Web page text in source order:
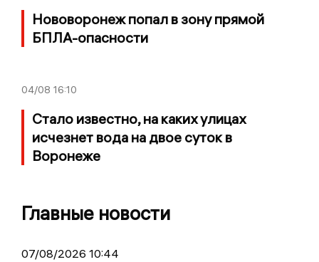
Нововоронеж попал в зону прямой
БПЛА-опасности
04/08 16:10
Стало известно, на каких улицах
исчезнет вода на двое суток в
Воронеже
Главные новости
07/08/2026 10:44